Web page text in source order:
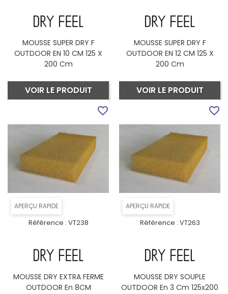
MOUSSE SUPER DRY F
OUTDOOR EN 10 CM 125 X
200 Cm
VOIR LE PRODUIT
MOUSSE SUPER DRY F
OUTDOOR EN 12 CM 125 X
200 Cm
VOIR LE PRODUIT
APERÇU RAPIDE
Référence : VT238
MOUSSE DRY EXTRA FERME
OUTDOOR En 8CM
favorite_border
APERÇU RAPIDE
Référence : VT263
MOUSSE DRY SOUPLE
OUTDOOR En 3 Cm 125x200
favorite_border